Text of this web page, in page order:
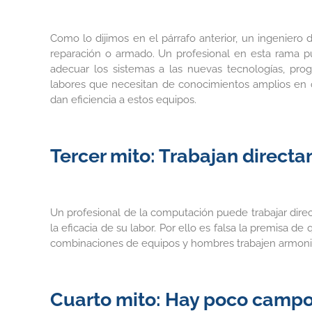
Como lo dijimos en el párrafo anterior, un ingeniero
reparación o armado. Un profesional en esta rama
adecuar los sistemas a las nuevas tecnologías,
labores que necesitan de conocimientos amplios
dan eficiencia a estos equipos.
Tercer mito: Trabajan
Un profesional de la computación puede trabajar
la eficacia de su labor. Por ello es falsa la premisa
combinaciones de equipos y hombres trabajen
Cuarto mito: Hay poco